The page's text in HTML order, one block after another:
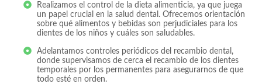
Realizamos el control de la dieta alimenticia, ya que juega
un papel crucial en la salud dental. Ofrecemos orientación
sobre qué alimentos y bebidas son perjudiciales para los
dientes de los niños y cuáles son saludables.
Adelantamos controles periódicos del recambio dental,
donde supervisamos de cerca el recambio de los dientes
temporales por los permanentes para asegurarnos de que
todo esté en orden.